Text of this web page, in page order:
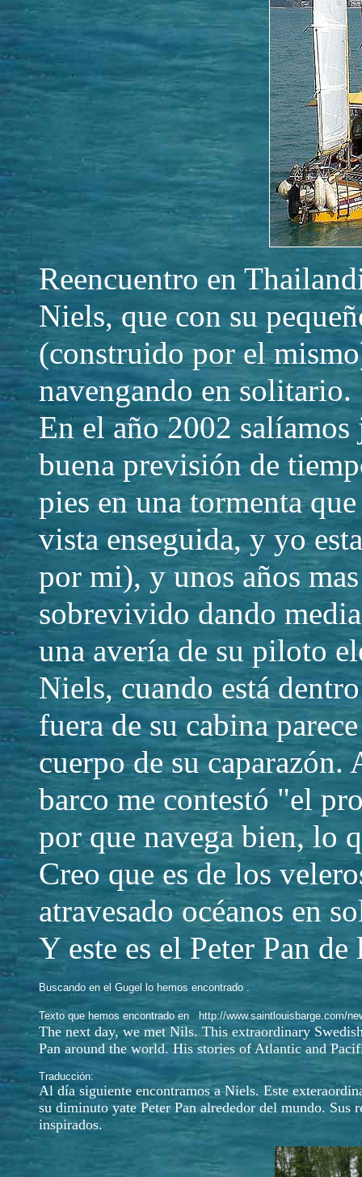
Reencuentro en
Niels, que con su
(construido por el
navengando en solitario.
En el año 2002
buena previsión de
pies en una tormenta
vista enseguida, y yo
por mi), y unos años
sobrevivido dando
una avería de su piloto
Niels, cuando está
fuera de su cabina
cuerpo de su
barco me contestó "el
por que navega bien, lo
Creo que es de los
atravesado océanos en
Y este es el Peter Pan de
Buscando en el Gugel lo hemos encontrado .
Texto que hemos encontrado en http://www.saintlouisbarge.com/
The next day, we met Nils. This extraordinary
Pan around the world. His stories of Atlantic and
Traducción:
Al día siguiente encontramos a Niels. Este
su diminuto yate Peter Pan alrededor del mundo.
inspirados.